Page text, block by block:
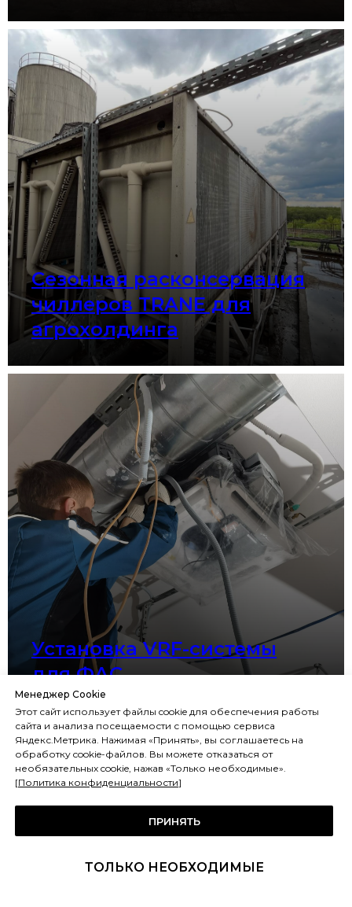
Сезонная расконсервация
чиллеров TRANE для
агрохолдинга
Установка VRF-системы
для ФАС
Менеджер Cookie
Этот сайт использует файлы cookie для обеспечения работы
сайта и анализа посещаемости с помощью сервиса
Яндекс.Метрика. Нажимая «Принять», вы соглашаетесь на
обработку cookie-файлов. Вы можете отказаться от
необязательных cookie, нажав «Только необходимые».
[Политика конфиденциальности]
ПРИНЯТЬ
ТОЛЬКО НЕОБХОДИМЫЕ